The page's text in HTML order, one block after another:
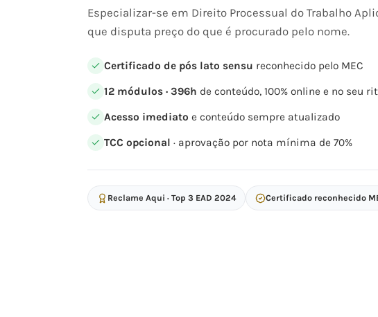
Especializar-se em Direito Processual do Trabalho
que disputa preço do que é procurado pelo nome.
Certificado de pós lato sensu reconhecido pelo MEC
12 módulos · 396h de conteúdo, 100% online e no seu
Acesso imediato e conteúdo sempre atualizado
TCC opcional · aprovação por nota mínima de 70%
Reclame Aqui · Top 3 EAD 2024 Certificado reconhecido